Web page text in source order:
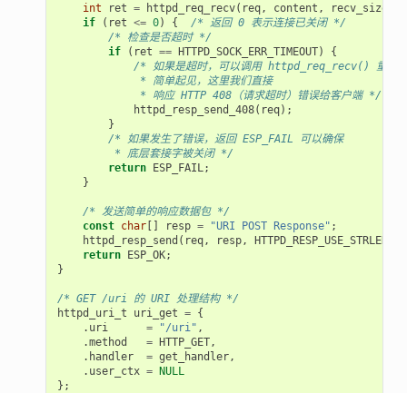
int ret = httpd_req_recv( req, content , recv_size
if
( ret <= 0) {
/* 返回 0 表示连接已关闭 */
/* 检查是否超时 */
if
( ret == HTTPD_SOCK_ERR_TIMEOUT)
{
/* 如果是超时，可以调用 httpd_req_recv() 重试
             * 简单起见，这里我们直接
             * 响应 HTTP 408（请求超时）错误给客户端 */
httpd_resp_send_408( req);
}
/* 如果发生了错误，返回 ESP_FAIL 可以确保
         * 底层套接字被关闭 */
return ESP_FAIL;
}
/* 发送简单的响应数据包 */
const char[] resp = "URI POST Response" ;
httpd_resp_send ( req, resp, HTTPD_RESP_USE_STRLEN
return ESP_OK;
}
/* GET /uri 的 URI 处理结构 */
httpd_uri_t
uri_get = {
. uri = "/uri" ,
.method = HTTP_GET,
. handler = get_handler,
. user_ctx = NULL
};